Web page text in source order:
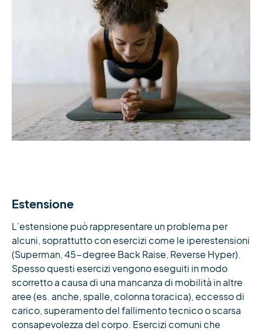
Estensione
L’estensione può rappresentare un problema per
alcuni, soprattutto con esercizi come le iperestensioni
(Superman, 45-degree Back Raise, Reverse Hyper).
Spesso questi esercizi vengono eseguiti in modo
scorretto a causa di una mancanza di mobilità in altre
aree (es. anche, spalle, colonna toracica), eccesso di
carico, superamento del fallimento tecnico o scarsa
consapevolezza del corpo. Esercizi comuni che